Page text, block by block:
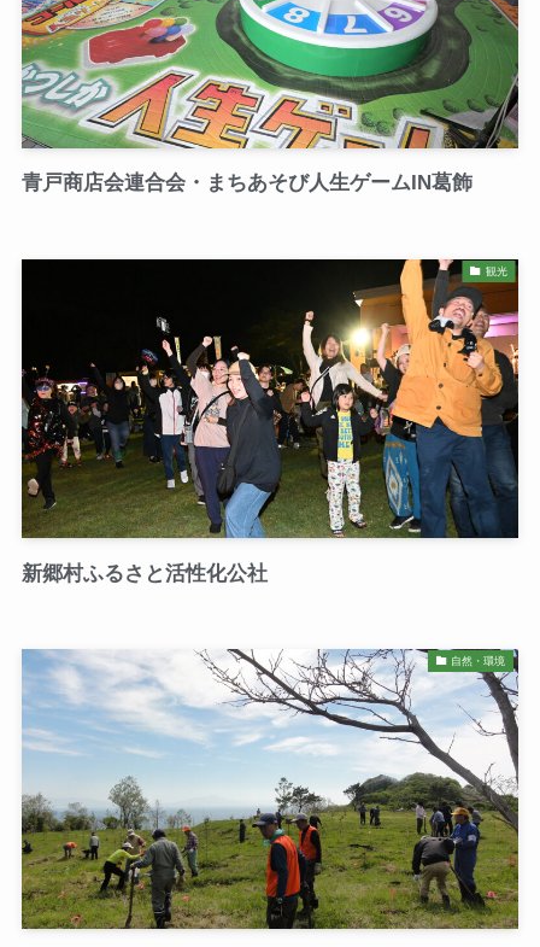
青戸商店会連合会・まちあそび人生ゲームIN葛飾
観光
新郷村ふるさと活性化公社
自然・環境